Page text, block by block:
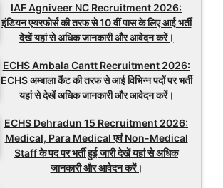
IAF Agniveer NC Recruitment 2026:
इंडियन एयरफोर्स की तरफ से 10 वीं पास के लिए आई भर्ती
देखें यहां से अधिक जानकारी और आवेदन करें।
ECHS Ambala Cantt Recruitment 2026:
ECHS अम्बाला कैंट की तरफ से आई विभिन्न पदों पर भर्ती
यहां से देखें अधिक जानकारी और आवेदन करें।
ECHS Dehradun 15 Recruitment 2026:
Medical, Para Medical एवं Non-Medical
Staff के पद पर भर्ती हुई जारी देखें यहां से अधिक
जानकारी और आवेदन करें।